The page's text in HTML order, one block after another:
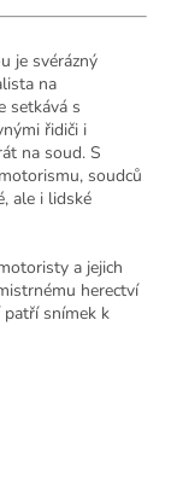
je svérázný
na
setkává s
řidiči i
na soud. S
soudců
ale i lidské
a jejich
herectví
patří snímek k